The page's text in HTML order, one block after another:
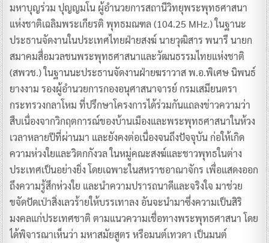
มหาบุญร่วม ปุญญมโน ผู้อำนวยการสถานีวิทยุพระพุทธศาสนา
แห่งชาติเฉลิมพระเกียรติ พุทธมณฑล (104.25 MHz.) ในฐานะ
ประธานจัดงานในประเทศไทยฝ่ายสงฆ์ นายวุฒิสาร พนารี นายก
สมาคมสื่อมวลชนพระพุทธศาสนาและวัฒนธรรมไทยแห่งชาติ
(สพวช.) ในฐานนะประธานจัดงานฝ่ายฆราวาส พ.อ.พิเศษ นิพนธ์
ยางงาม รองผู้อำนวยการกองอนุศาสนาจารย์ กรมเสมียนตรา
กระทรวงกลาโหม ที่ปรึกษาโครงการได้ร่วมกันแถลงข่าวความว่า
สืบเนื่องจากวิกฤตการณ์ของบ้านเมืองและพระพุทธศาสนาในห้วง
เวลาหลายปีที่ผ่านมา และยังคงต่อเนื่องจนถึงปัจจุบัน ก่อให้เกิด
ความห่วงใยและวิตกกังวล ในหมู่คณะสงฆ์และชาวพุทธในต่าง
ประเทศเป็นอย่างยิ่ง โดยเฉพาะในสหราชอาณาจักร เพื่อแสดงออก
ถึงความรู้สึกห่วงใย และนำความปรารถนาดีและจริงใจ มาช่วย
ขจัดปัดเป่าสิ่งเลวร้ายให้บรรเทาลง อันจะนำมาซึ่งความเป็นสิริ
มงคลแก่ประเทศชาติ ตามแนวความเชื่อทางพระพุทธศาสนา โดย
ได้พิจารณาเห็นว่า มหาสมัยสูตร หรือมนต์เทวดา เป็นมนต์